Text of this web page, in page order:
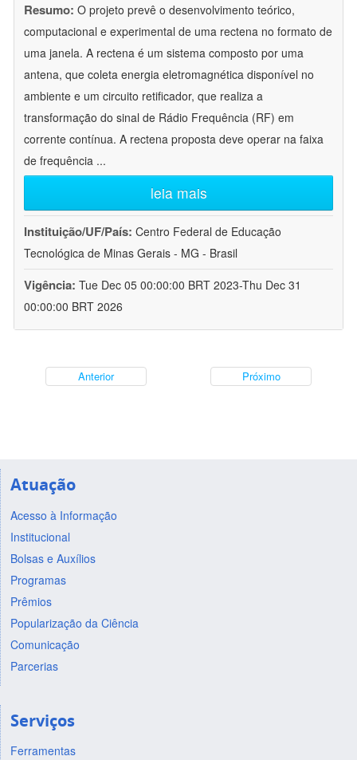
Resumo: O projeto prevê o desenvolvimento teórico,
computacional e experimental de uma rectena no formato de
uma janela. A rectena é um sistema composto por uma
antena, que coleta energia eletromagnética disponível no
ambiente e um circuito retificador, que realiza a
transformação do sinal de Rádio Frequência (RF) em
corrente contínua. A rectena proposta deve operar na faixa
de frequência ...
leia mais
Instituição/UF/País: Centro Federal de Educação
Tecnológica de Minas Gerais - MG - Brasil
Vigência: Tue Dec 05 00:00:00 BRT 2023-Thu Dec 31
00:00:00 BRT 2026
Anterior Próximo
Atuação
Acesso à Informação
Institucional
Bolsas e Auxílios
Programas
Prêmios
Popularização da Ciência
Comunicação
Parcerias
Serviços
Ferramentas